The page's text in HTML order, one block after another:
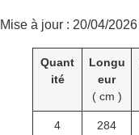
Mise à jour : 20/04/2026
Quant
ité
Longu
eur
( cm )
4 284